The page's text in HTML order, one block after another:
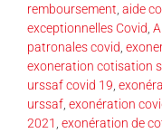
remboursement aide
exceptionnelles Covid
patronales covid
exoneration cotisation
urssaf covid 19
urssaf exonération
2021 exonération de